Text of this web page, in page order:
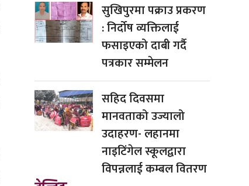
सुखिपुरमा पक्राउ प्रकरण
: निर्दोष व्यक्तिलाई
फसाइएको दाबी गर्दै
पत्रकार सम्मेलन
सहिद दिवसमा
मानवताको उज्यालो
उदाहरण- लहानमा
नाइटिंगेल स्कूलद्वारा
विपन्नलाई कम्बल वितरण